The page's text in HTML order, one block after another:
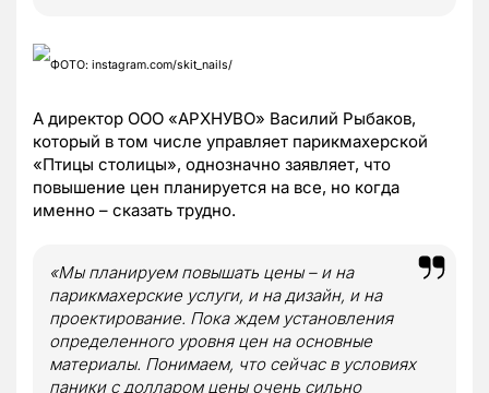
ФОТО: instagram.com/skit_nails/
А директор ООО «АРХНУВО» Василий Рыбаков,
который в том числе управляет парикмахерской
«Птицы столицы», однозначно заявляет, что
повышение цен планируется на все, но когда
именно – сказать трудно.
«Мы планируем повышать цены – и на
парикмахерские услуги, и на дизайн, и на
проектирование. Пока ждем установления
определенного уровня цен на основные
материалы. Понимаем, что сейчас в условиях
паники с долларом цены очень сильно